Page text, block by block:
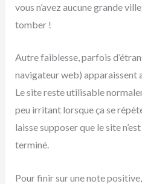
vous n’avez aucune grande
tomber !
Autre faiblesse, parfois
navigateur web) apparaissent
Le site reste utilisable
peu irritant lorsque ça se
laisse supposer que le site
terminé.
Pour finir sur une note